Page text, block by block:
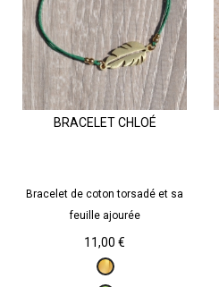
BRACELET CHLOÉ
Bracelet de coton torsadé et sa
feuille ajourée
Prix
11,00 €
Doré